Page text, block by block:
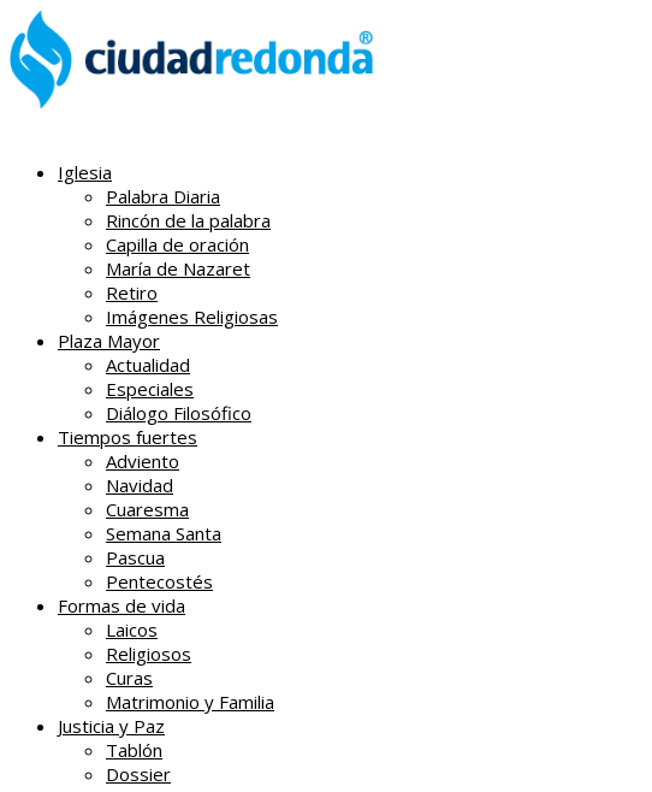
Iglesia
Palabra Diaria
Rincón de la palabra
Capilla de oración
María de Nazaret
Retiro
Imágenes Religiosas
Plaza Mayor
Actualidad
Especiales
Diálogo Filosófico
Tiempos fuertes
Adviento
Navidad
Cuaresma
Semana Santa
Pascua
Pentecostés
Formas de vida
Laicos
Religiosos
Curas
Matrimonio y Familia
Justicia y Paz
Tablón
Dossier